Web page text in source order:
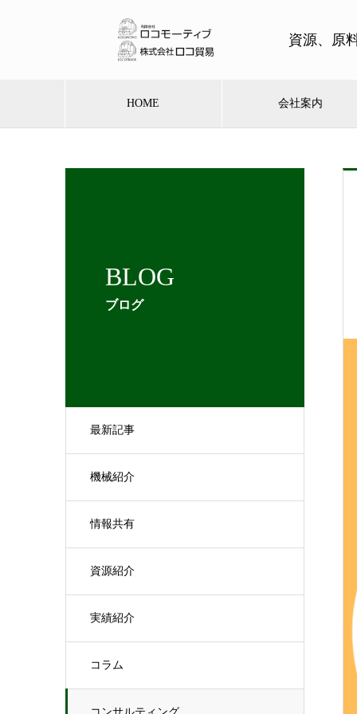
資源、原
HOME 会社案内
BLOG
ブログ
最新記事
機械紹介
情報共有
資源紹介
実績紹介
コラム